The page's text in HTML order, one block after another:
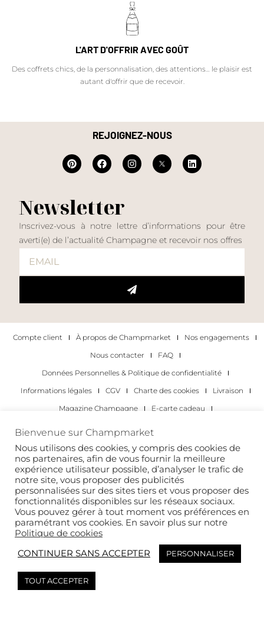
L'ART D'OFFRIR AVEC GOÛT
Des coffrets chics, de la personnalisation, des attentions… le plaisir est
autant d'offrir que de recevoir.
REJOIGNEZ-NOUS
Newsletter
Inscrivez-vous à notre lettre d’informations pour être
averti(e) de l’actualité Champagne et recevoir nos offres
Compte client À propos de Champmarket
Nos engagements
Nous contacter
FAQ
Données Personnelles & Politique de confidentialité
Informations légales
CGV Charte des cookies
Livraison
Magazine Champagne
E-carte cadeau
Les occasions pour déguster du champagne
Pour les particuliers
Pour les entreprises
Copyright 2022 © tous droits réservés. Champmarket.
Bienvenue sur Champmarket
Nous utilisons des cookies, y compris des cookies de
nos partenaires, afin de vous fournir la meilleure
expérience utilisateur possible, d’analyser le trafic de
notre site, vous proposer des publicités
personnalisées sur des sites tiers et vous proposer des
fonctionnalités disponibles sur les réseaux sociaux.
Vous pouvez gérer à tout moment vos préférences en
paramétrant vos cookies. En savoir plus sur notre
Politique de cookies
CONTINUER SANS ACCEPTER
PERSONNALISER
TOUT ACCEPTER